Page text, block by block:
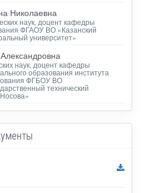
Николаевна
наук, доцент кафедры
ФГАОУ ВО «Казанский
университет»
наук, доцент кафедры
образования института
ФГБОУ ВО
технический